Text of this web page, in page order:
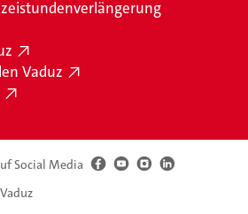
Vaduz
Social Media